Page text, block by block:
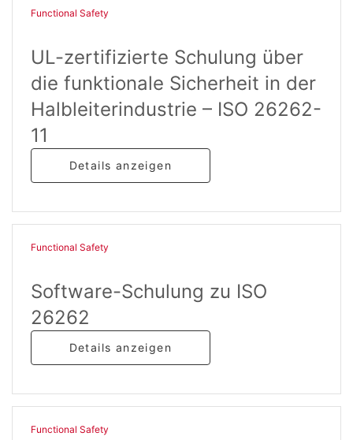
Functional Safety​
UL-zertifizierte Schulung über
die funktionale Sicherheit in der
Halbleiterindustrie – ISO 26262-
11
Details anzeigen
Functional Safety​
Software-Schulung zu ISO
26262
Details anzeigen
Functional Safety​